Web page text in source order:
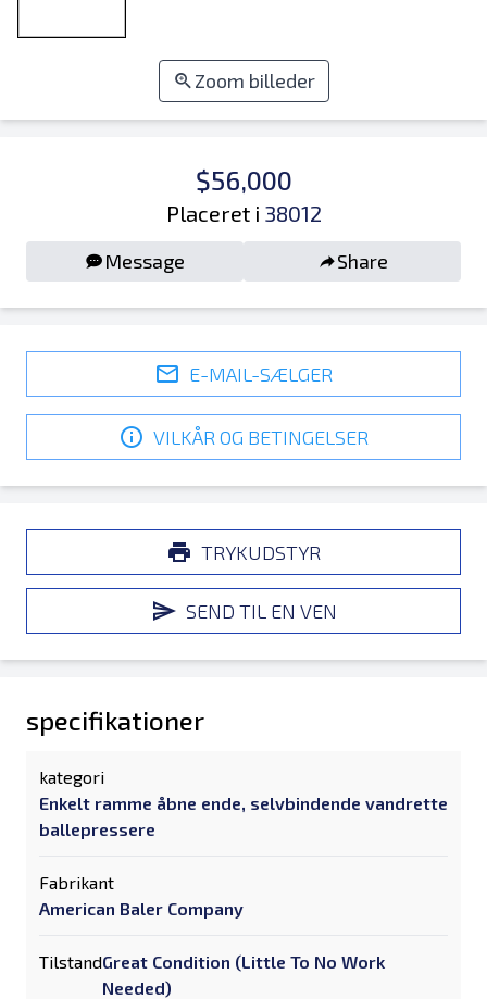
Zoom billeder
$56,000
Placeret i 38012
Message Share
E-MAIL-SÆLGER
VILKÅR OG BETINGELSER
TRYKUDSTYR
SEND TIL EN VEN
specifikationer
kategori
Enkelt ramme åbne ende, selvbindende vandrette
ballepressere
Fabrikant
American Baler Company
TilstandGreat Condition (Little To No Work
Needed)